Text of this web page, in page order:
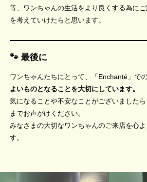
等、ワンちゃんの生活をより良くする為に
を考えていけたらと思います。
🐾 最後に
ワンちゃんたちにとって、「Enchanté」で
よいものとなることを大切にしています。
気になることや不安なことがございました
までお声がけください。
みなさまの大切なワンちゃんのご来店を心
す。